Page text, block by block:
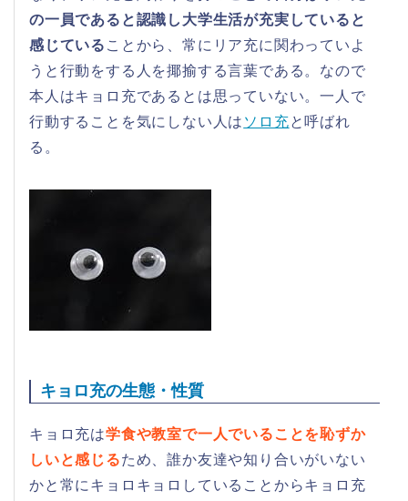
の一員であると認識し大学生活が充実していると
感じている ことから、常にリア充に関わっていよ
うと行動をする人を揶揄する言葉である。なので
本人はキョロ充であるとは思っていない。一人で
行動することを気にしない人は ソロ充と呼ばれ
る。
キョロ充の生態・性質
キョロ充は学食や教室で一人でいることを恥ずか
しいと感じるため、誰か友達や知り合いがいない
かと常にキョロキョロしていることからキョロ充